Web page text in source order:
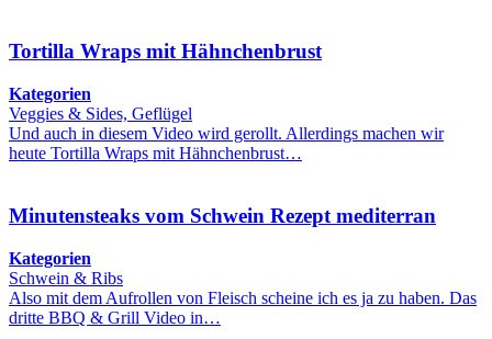
Tortilla Wraps mit Hähnchenbrust
Kategorien
Veggies & Sides, Geflügel
Und auch in diesem Video wird gerollt. Allerdings machen wir
heute Tortilla Wraps mit Hähnchenbrust…
Minutensteaks vom Schwein Rezept mediterran
Kategorien
Schwein & Ribs
Also mit dem Aufrollen von Fleisch scheine ich es ja zu haben. Das
dritte BBQ & Grill Video in…